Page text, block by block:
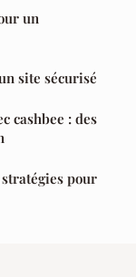
un
site sécurisé
cashbee : des
pour